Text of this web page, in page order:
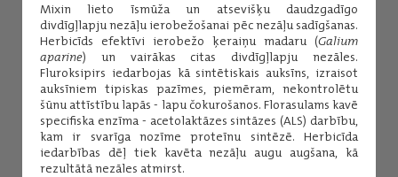
Mixin lieto īsmūža un atsevišķu daudzgadīgo
divdīgļlapju nezāļu ierobežošanai pēc nezāļu sadīgšanas.
Herbicīds efektīvi ierobežo ķeraiņu madaru (Galium
aparine) un vairākas citas divdīgļlapju nezāles.
Fluroksipirs iedarbojas kā sintētiskais auksīns, izraisot
auksīniem tipiskas pazīmes, piemēram, nekontrolētu
šūnu attīstību lapās - lapu čokurošanos. Florasulams kavē
specifiska enzīma - acetolaktāzes sintāzes (ALS) darbību,
kam ir svarīga nozīme proteīnu sintēzē. Herbicīda
iedarbības dēļ tiek kavēta nezāļu augu augšana, kā
rezultātā nezāles atmirst.
PRODUKTU MENEDŽERI